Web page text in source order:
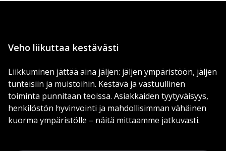
Veho liikuttaa kestävästi
Liikkuminen jättää aina jäljen: jäljen ympäristöön, jäljen
tunteisiin ja muistoihin. Kestävä ja vastuullinen
toiminta punnitaan teoissa. Asiakkaiden tyytyväisyys,
henkilöstön hyvinvointi ja mahdollisimman vähäinen
kuorma ympäristölle – näitä mittaamme jatkuvasti.